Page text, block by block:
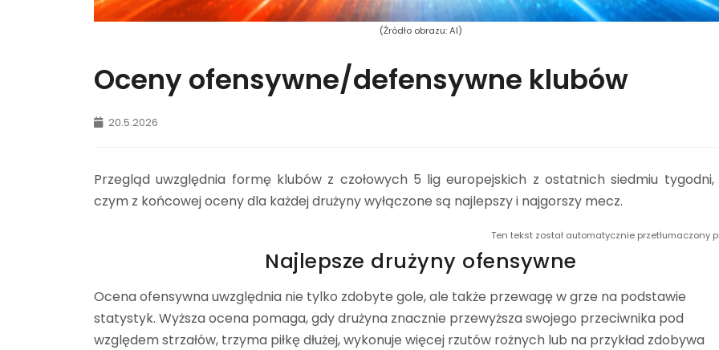
(Źródło obrazu: AI)
Oceny ofensywne/defensywne klubów
20.5.2026
Przegląd uwzględnia formę klubów z czołowych 5 lig europejskich z ostatnich siedmiu
czym z końcowej oceny dla każdej drużyny wyłączone są najlepszy i najgorszy mecz.
Ten tekst został automatycznie przetłumaczony
Najlepsze drużyny ofensywne
Ocena ofensywna uwzględnia nie tylko zdobyte gole, ale także przewagę w grze na podstawie
statystyk. Wyższa ocena pomaga, gdy drużyna znacznie przewyższa swojego przeciwnika pod
względem strzałów, trzyma piłkę dłużej, wykonuje więcej rzutów rożnych lub na przykład zdobywa